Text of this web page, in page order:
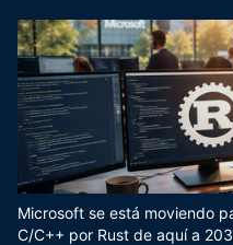
Microsoft se está moviendo
C/C++ por Rust de aquí a